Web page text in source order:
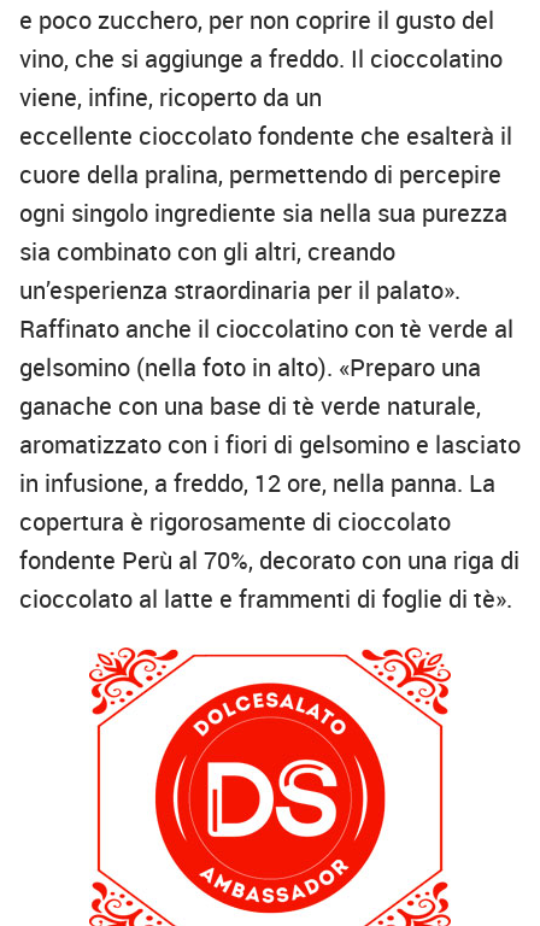
e poco zucchero, per non coprire il gusto del
vino, che si aggiunge a freddo. Il cioccolatino
viene, infine, ricoperto da un
eccellente cioccolato fondente che esalterà il
cuore della pralina, permettendo di percepire
ogni singolo ingrediente sia nella sua purezza
sia combinato con gli altri, creando
un’esperienza straordinaria per il palato».
Raffinato anche il cioccolatino con tè verde al
gelsomino (nella foto in alto). «Preparo una
ganache con una base di tè verde naturale,
aromatizzato con i fiori di gelsomino e lasciato
in infusione, a freddo, 12 ore, nella panna. La
copertura è rigorosamente di cioccolato
fondente Perù al 70%, decorato con una riga di
cioccolato al latte e frammenti di foglie di tè».